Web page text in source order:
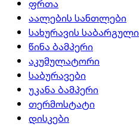
ფრთა
აალების სანთლები
სახურავის საბარგული
წინა ბამპერი
აკუმულატორი
საბურავები
უკანა ბამპერი
თერმოსტატი
დისკები